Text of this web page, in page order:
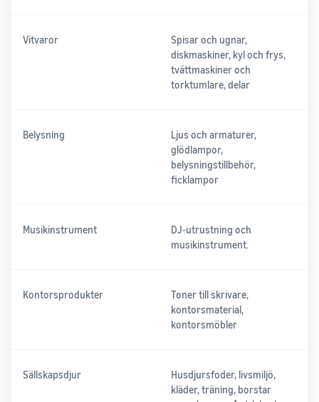
Vitvaror
Spisar och ugnar,
diskmaskiner, kyl och frys,
tvättmaskiner och
torktumlare, delar
Belysning
Ljus och armaturer,
glödlampor,
belysningstillbehör,
ficklampor
Musikinstrument
DJ-utrustning och
musikinstrument.
Kontorsprodukter
Toner till skrivare,
kontorsmaterial,
kontorsmöbler
Sällskapsdjur
Husdjursfoder, livsmiljö,
kläder, träning, borstar